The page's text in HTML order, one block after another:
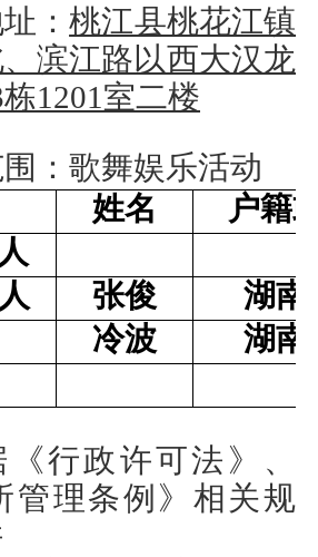
：桃江县桃花江镇
滨江路以西大汉龙
栋1201室二楼
： 歌舞娱乐活动
姓名
户籍
张俊
湖南
冷波
湖南
行政许可法》、
管理条例》相关规